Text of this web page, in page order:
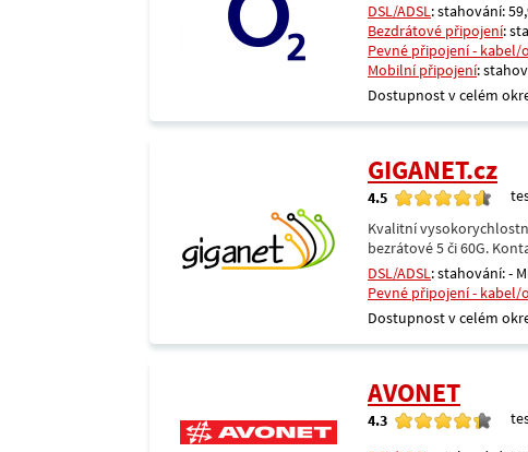
DSL/ADSL: stahování:
Bezdrátové připojení:
Pevné připojení - kabel/
Mobilní připojení:
Dostupnost v celém
GIGANET.cz
4.5
Kvalitní
bezrátové 5 či 60G.
DSL/ADSL: stahování: -
Pevné připojení - kabel/
Dostupnost v celém
AVONET
4.3